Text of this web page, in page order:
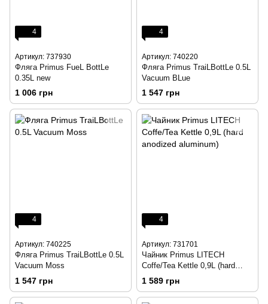
4
Артикул: 737930
Фляга Primus FueL BottLe
0.35L new
1 006 грн
4
Артикул: 740220
Фляга Primus TraiLBottLe 0.5L
Vacuum BLue
1 547 грн
4
Артикул: 740225
Фляга Primus TraiLBottLe 0.5L
Vacuum Moss
1 547 грн
4
Артикул: 731701
Чайник Primus LITECH
Coffe/Tea Kettle 0,9L (hard
anodized aluminum)
1 589 грн